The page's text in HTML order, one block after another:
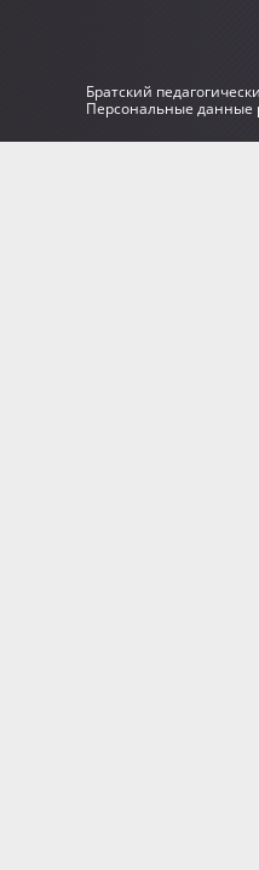
Братский
Персональные данные